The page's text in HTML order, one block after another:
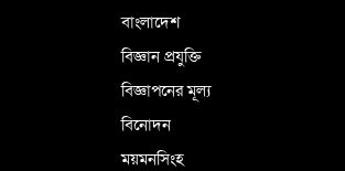
বাংলাদেশ
বিজ্ঞান প্রযুক্তি
বিজ্ঞাপনের মূল্য
বিনোদন
ময়মনসিংহ